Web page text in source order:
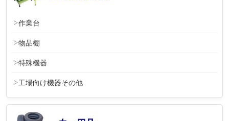
作業台
物品棚
特殊機器
工場向け機器その他